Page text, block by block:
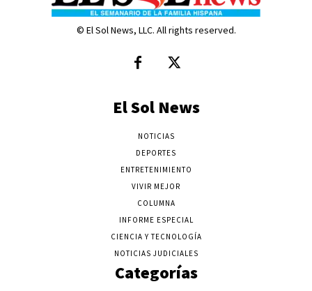
© El Sol News, LLC. All rights reserved.
El Sol News
NOTICIAS
DEPORTES
ENTRETENIMIENTO
VIVIR MEJOR
COLUMNA
INFORME ESPECIAL
CIENCIA Y TECNOLOGÍA
NOTICIAS JUDICIALES
Categorías